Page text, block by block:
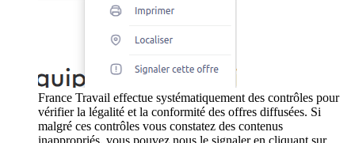
France Travail effectue systématiquement des contrôles pour
vérifier la légalité et la conformité des offres diffusées. Si
malgré ces contrôles vous constatez des contenus
inappropriés, vous pouvez nous le signaler en cliquant sur